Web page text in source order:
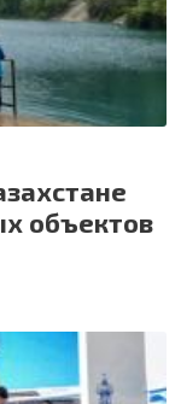
объектов